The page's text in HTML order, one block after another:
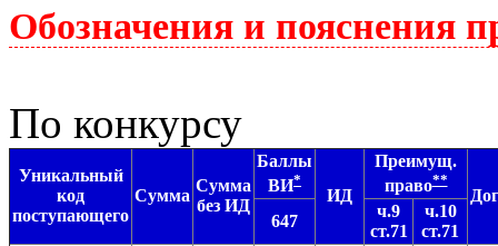
Обозначения и пояснения
По конкурсу
Уникальный
код
поступающего
Сумма
Сумма
без ИД
Баллы
ВИ*
ИД
Преимущ.
право**
647
ч.9
ст.71
ч.10
ст.71